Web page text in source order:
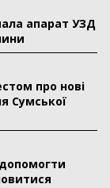
апарат УЗД
про нові
Сумської